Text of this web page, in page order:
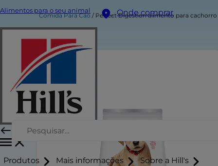
Alimentos para o seu animal Onde comprar
Produtos Mais informações Sobre a Hill's
Comida Para Cão Perfect Digestion alimento para